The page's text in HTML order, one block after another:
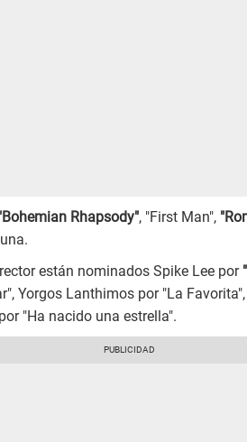
Rhapsody", "First Man",
están nominados Spike Lee por
Yorgos Lanthimos por "La
"Ha nacido una estrella".